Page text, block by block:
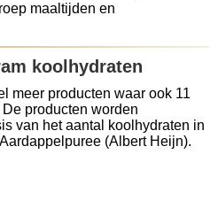
maaltijden en
koolhydraten
meer producten waar ook 11
producten worden
van het aantal koolhydraten in
(Albert Heijn).